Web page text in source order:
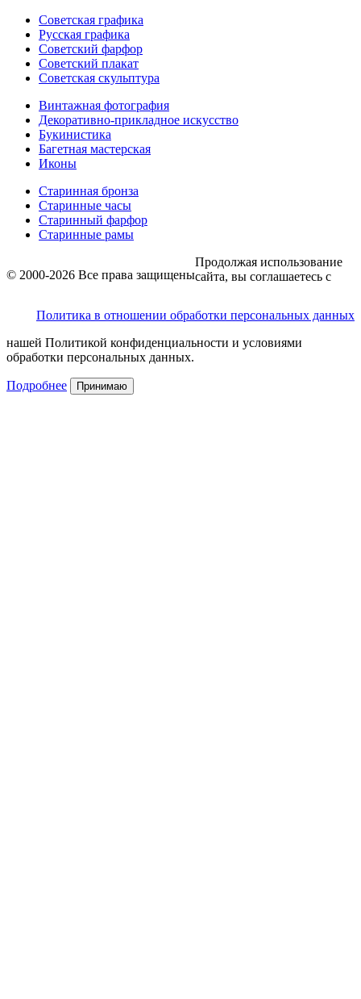
Советская графика
Русская графика
Советский фарфор
Советский плакат
Советская скульптура
Винтажная фотография
Декоративно-прикладное искусство
Букинистика
Багетная мастерская
Иконы
Старинная бронза
Старинные часы
Старинный фарфор
Старинные рамы
© 2000-2026 Все права защищены
Политика в отношении обработки персональных данных
Продолжая использование
сайта, вы соглашаетесь с
нашей Политикой конфиденциальности и условиями
обработки персональных данных.
Подробнее Принимаю